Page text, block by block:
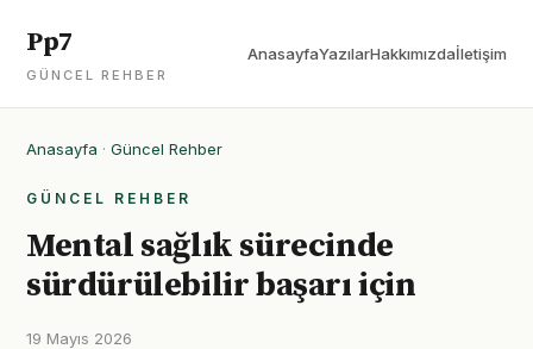
Pp7
GÜNCEL REHBER
AnasayfaYazılarHakkımızdaİletişim
Anasayfa · Güncel Rehber
GÜNCEL REHBER
Mental sağlık sürecinde
sürdürülebilir başarı için
19 Mayıs 2026